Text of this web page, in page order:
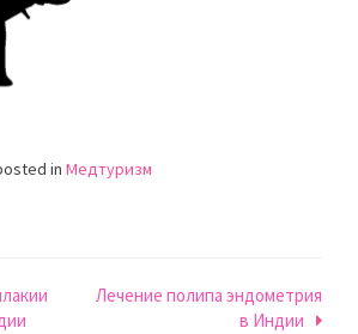
in Медтуризм
Лечение полипа эндометрия
в Индии